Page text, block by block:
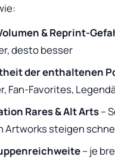
& Reprint-
desto besser
der enthaltenen
Fan-Favorites,
Rares & Alt Arts–
Artworks steigen
– je